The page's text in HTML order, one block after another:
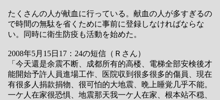
たくさんの人が献血に行っている。献血の人が多すぎるの
で時間の無駄を省くために事前に登録しなければならな
い。同時に衛生防疫も活動を始めた。
2008年5月15日17：24の短信（Ｒさん）
「今天還是余震不断、成都所有的高楼、電梯全部安検後才
能開始予許人員進場工作、医院収到很多很多的傷員、現在
有很多人捐款捐物、很可怕的大地震、晩上睡覚几乎不能。
一ケ人在家很恐惧、地震那天我一ケ人在家、根本站不穏、